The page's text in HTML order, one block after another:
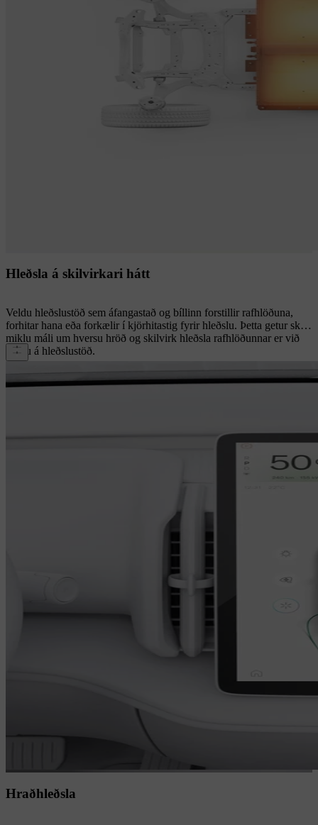
Hleðsla á skilvirkari hátt
Veldu hleðslustöð sem áfangastað og bíllinn forstillir rafhlöðuna,
forhitar hana eða forkælir í kjörhitastig fyrir hleðslu. Þetta getur skipt
miklu máli um hversu hröð og skilvirk hleðsla rafhlöðunnar er við
komu á hleðslustöð.
Hraðhleðsla